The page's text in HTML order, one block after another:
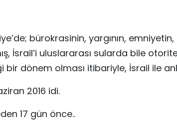
bürokrasinin, yargının,
İsrail’i uluslararası sularda bile
bir dönem olması itibariyle, İsrail ile
2016 idi.
17 gün önce..